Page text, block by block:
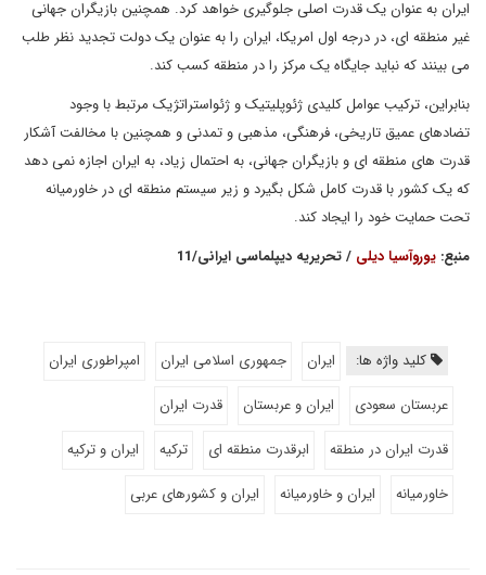
ایران به عنوان یک قدرت اصلی جلوگیری خواهد کرد. همچنین بازیگران جهانی
غیر منطقه ای، در درجه اول امریکا، ایران را به عنوان یک دولت تجدید نظر طلب
می بینند که نباید جایگاه یک مرکز را در منطقه کسب کند.
بنابراین، ترکیب عوامل کلیدی ژئوپلیتیک و ژئواستراتژیک مرتبط با وجود
تضادهای عمیق تاریخی، فرهنگی، مذهبی و تمدنی و همچنین با مخالفت آشکار
قدرت‌ های منطقه ‌ای و بازیگران جهانی، به احتمال زیاد، به ایران اجازه نمی ‌دهد
که یک کشور با قدرت کامل شکل بگیرد و زیر سیستم منطقه ای در خاورمیانه
تحت حمایت خود را ایجاد کند.
منبع: یوروآسیا دیلی / تحریریه دیپلماسی ایرانی/11
کلید واژه ها: ایران جمهوری اسلامی ایران
امپراطوری ایران
عربستان سعودی
ایران و عربستان
قدرت ایران
قدرت ایران در منطقه
ابرقدرت منطقه ای ترکیه
ایران و ترکیه
خاورمیانه
ایران و خاورمیانه ایران و کشورهای عربی